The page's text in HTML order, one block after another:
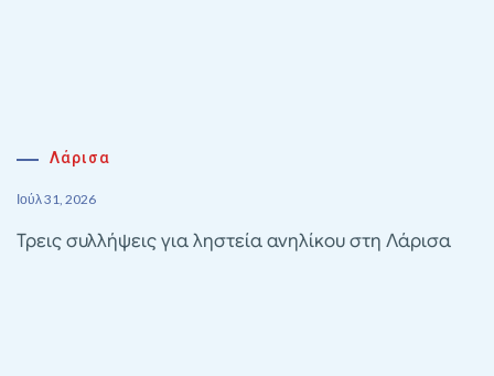
Λάρισα
Ιούλ 31, 2026
Τρεις συλλήψεις για ληστεία ανηλίκου στη Λάρισα